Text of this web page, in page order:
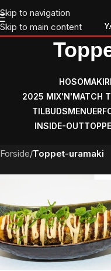
Skip to navigation
Skip to main content
HOSOMAKI
2025 MIX'N'MATCH
TILBUDSMENUER
INSIDE-OUT
Forside/Toppet-uramaki